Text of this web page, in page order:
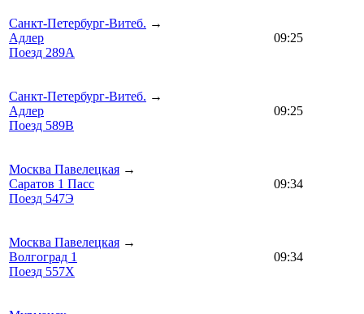
Санкт-Петербург-Витеб. →
Адлер
Поезд 289А
09:25
Санкт-Петербург-Витеб. →
Адлер
Поезд 589В
09:25
Москва Павелецкая →
Саратов 1 Пасс
Поезд 547Э
09:34
Москва Павелецкая →
Волгоград 1
Поезд 557Х
09:34